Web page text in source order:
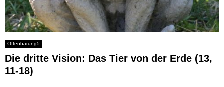
Offenbarung5
Die dritte Vision: Das Tier von der Erde (13,
11-18)